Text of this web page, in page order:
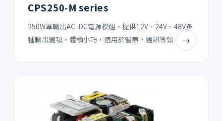
CPS250-M series
250W單輸出AC-DC電源模組，提供12V、24V、48V多
種輸出選項，體積小巧，適用於醫療、通訊等領
→